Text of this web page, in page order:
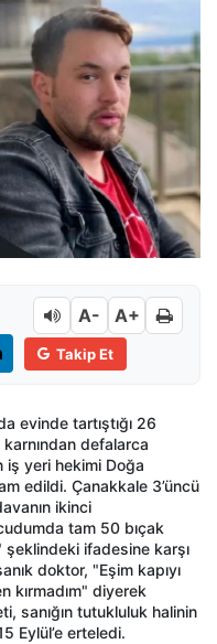
A- A+
Takip Et
evinde tartıştığı 26
karnından defalarca
iş yeri hekimi Doğa
edildi. Çanakkale 3’üncü
ikinci
tam 50 bıçak
şeklindeki ifadesine karşı
doktor, "Eşim kapıyı
kırmadım" diyerek
sanığın tutukluluk halinin
Eylül’e erteledi.